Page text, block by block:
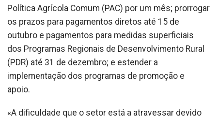
Política Agrícola Comum (PAC) por um mês; prorrogar
os prazos para pagamentos diretos até 15 de
outubro e pagamentos para medidas superficiais
dos Programas Regionais de Desenvolvimento Rural
(PDR) até 31 de dezembro; e estender a
implementação dos programas de promoção e
apoio.
«A dificuldade que o setor está a atravessar devido